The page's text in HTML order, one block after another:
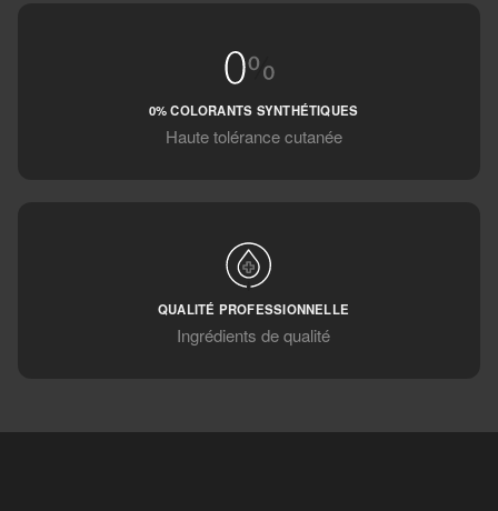
0% COLORANTS SYNTHÉTIQUES
Haute tolérance cutanée
QUALITÉ PROFESSIONNELLE
Ingrédients de qualité